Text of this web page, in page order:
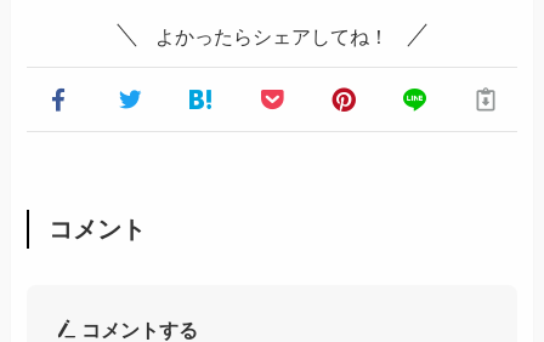
よかったらシェアしてね！
コメント
コメントする